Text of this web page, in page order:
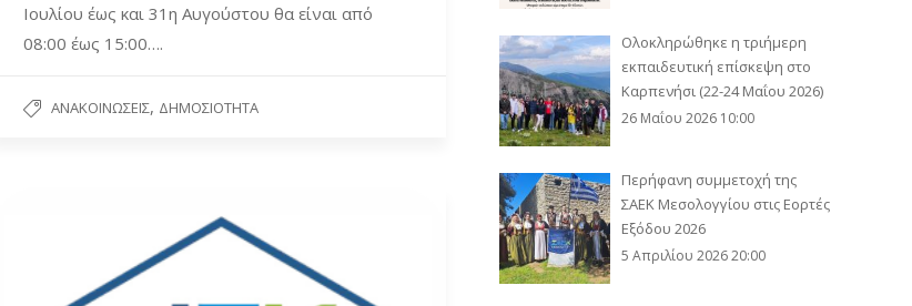
Ιουλίου έως και 31η Αυγούστου θα είναι από
08:00 έως 15:00….
ΑΝΑΚΟΙΝΏΣΕΙΣ, ΔΗΜΟΣΙΌΤΗΤΑ
Ολοκληρώθηκε η τριήμερη
εκπαιδευτική επίσκεψη στο
Καρπενήσι (22-24 Μαΐου 2026)
26 Μαΐου 2026 10:00
Περήφανη συμμετοχή της
ΣΑΕΚ Μεσολογγίου στις Εορτές
Εξόδου 2026
5 Απριλίου 2026 20:00